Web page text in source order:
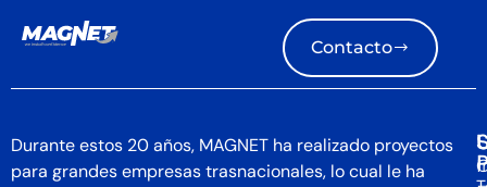
Contacto
Durante estos 20 años, MAGNET ha realizado proyectos
para grandes empresas trasnacionales, lo cual le ha